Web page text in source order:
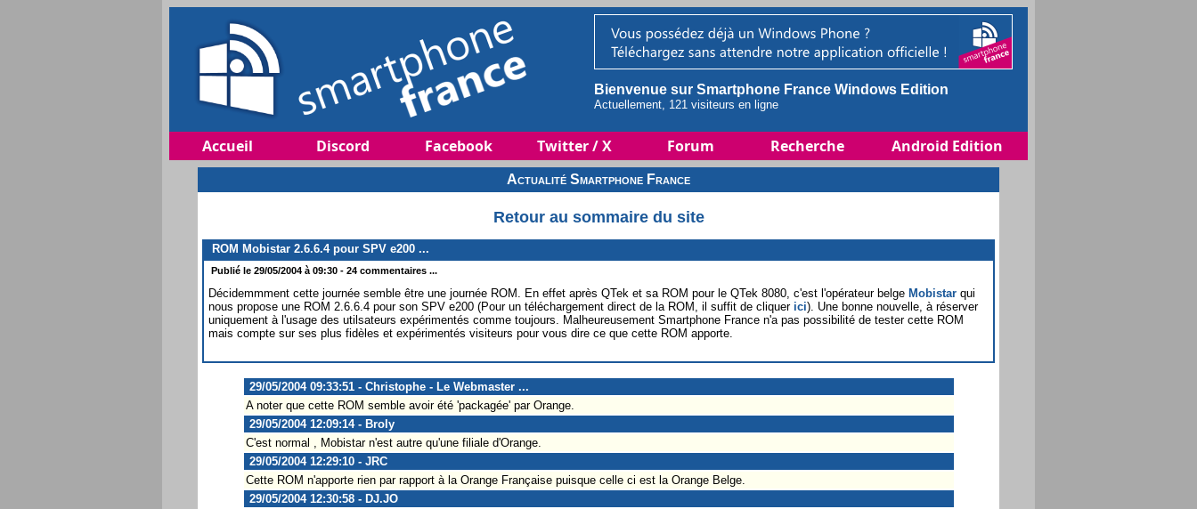
Bienvenue sur Smartphone France Windows Edition
Actuellement, 121 visiteurs en ligne
Accueil Discord Facebook Twitter / X Forum Recherche Android Edition
Actualité Smartphone France
Retour au sommaire du site
ROM Mobistar 2.6.6.4 pour SPV e200 ...
Publié le 29/05/2004 à 09:30 - 24 commentaires ...
Décidemmment cette journée semble être une journée ROM. En effet après QTek et sa ROM pour le QTek 8080, c'est l'opérateur belge Mobistar qui
nous propose une ROM 2.6.6.4 pour son SPV e200 (Pour un téléchargement direct de la ROM, il suffit de cliquer ici). Une bonne nouvelle, à réserver
uniquement à l'usage des utilsateurs expérimentés comme toujours. Malheureusement Smartphone France n'a pas possibilité de tester cette ROM
mais compte sur ses plus fidèles et expérimentés visiteurs pour vous dire ce que cette ROM apporte.
29/05/2004 09:33:51 - Christophe - Le Webmaster ...
A noter que cette ROM semble avoir été 'packagée' par Orange.
29/05/2004 12:09:14 - Broly
C'est normal , Mobistar n'est autre qu'une filiale d'Orange.
29/05/2004 12:29:10 - JRC
Cette ROM n'apporte rien par rapport à la Orange Française puisque celle ci est la Orange Belge.
29/05/2004 12:30:58 - DJ.JO